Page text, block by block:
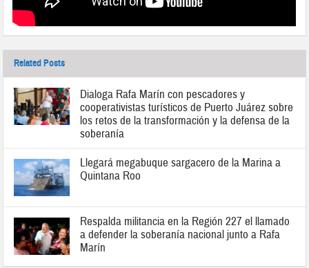
Related Posts
Dialoga Rafa Marín con pescadores y
cooperativistas turísticos de Puerto Juárez sobre
los retos de la transformación y la defensa de la
soberanía
Llegará megabuque sargacero de la Marina a
Quintana Roo
Respalda militancia en la Región 227 el llamado
a defender la soberanía nacional junto a Rafa
Marín